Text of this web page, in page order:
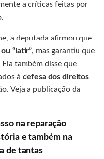
a críticas feitas por
a deputada afirmou que
“latir”, mas garantiu que
também disse que
à defesa dos direitos
Veja a publicação da
na reparação
e também na
de tantas